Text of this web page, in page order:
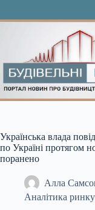
Українська влада
по Україні протягом
поранено
Алла
Аналітика ринку